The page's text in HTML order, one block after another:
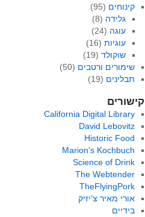
קינוחים (95)
גלידה (8)
עוגה (24)
עוגיות (16)
שוקולד (19)
שימורים ורטבים (50)
תבלינים (19)
קישורים
California Digital Library
David Lebovitz
Historic Food
Marion's Kochbuch
Science of Drink
The Webtender
TheFlyingPork
אורי מאיר צ'יזיק
בידיים